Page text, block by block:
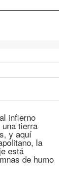
infierno
tierra
y aquí
la
está
de humo